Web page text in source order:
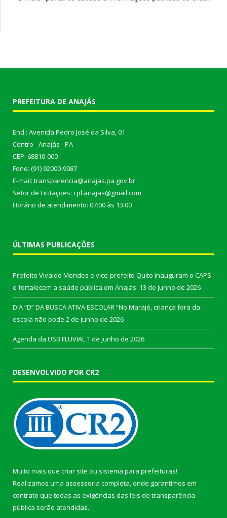
PREFEITURA DE ANAJÁS
End.: Avenida Pedro José da Silva, 01
Centro - Anajás - PA
CEP: 68810-000
Fone: (91) 92000-9087
E-mail: transparencia@anajas.pa.gov.br
Setor de Licitações: cpl.anajas@gmail.com
Horário de atendimento: 07:00 às 13:00
ÚLTIMAS PUBLICAÇÕES
Prefeito Vivaldo Mendes e vice-prefeito Quito inauguram o CAPS
e fortalecem a saúde pública em Anajás. 13 de junho de 2026
DIA “D” DA BUSCA ATIVA ESCOLAR “No Marajó, criança fora da
escola não pode 2 de junho de 2026
Agenda da USB FLUVIAL 1 de junho de 2026
DESENVOLVIDO POR CR2
Muito mais que criar site ou sistema para prefeituras!
Realizamos uma assessoria completa, onde garantimos em
contrato que todas as exigências das leis de transparência
pública serão atendidas.